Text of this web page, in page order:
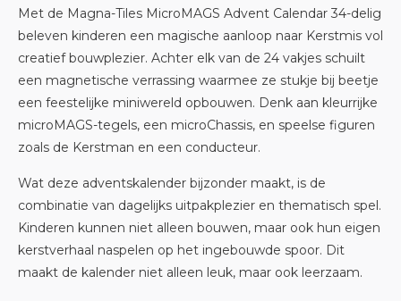
Met de Magna-Tiles MicroMAGS Advent Calendar 34-delig
beleven kinderen een magische aanloop naar Kerstmis vol
creatief bouwplezier. Achter elk van de 24 vakjes schuilt
een magnetische verrassing waarmee ze stukje bij beetje
een feestelijke miniwereld opbouwen. Denk aan kleurrijke
microMAGS-tegels, een microChassis, en speelse figuren
zoals de Kerstman en een conducteur.
Wat deze adventskalender bijzonder maakt, is de
combinatie van dagelijks uitpakplezier en thematisch spel.
Kinderen kunnen niet alleen bouwen, maar ook hun eigen
kerstverhaal naspelen op het ingebouwde spoor. Dit
maakt de kalender niet alleen leuk, maar ook leerzaam.